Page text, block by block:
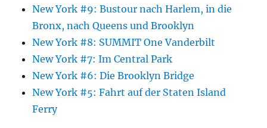
New York #9: Bustour nach Harlem, in die
Bronx, nach Queens und Brooklyn
New York #8: SUMMIT One Vanderbilt
New York #7: Im Central Park
New York #6: Die Brooklyn Bridge
New York #5: Fahrt auf der Staten Island
Ferry